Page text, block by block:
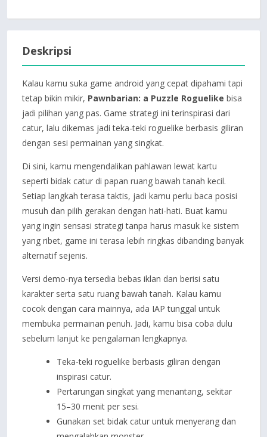
Deskripsi
Kalau kamu suka game android yang cepat dipahami tapi
tetap bikin mikir, Pawnbarian: a Puzzle Roguelike bisa
jadi pilihan yang pas. Game strategi ini terinspirasi dari
catur, lalu dikemas jadi teka-teki roguelike berbasis giliran
dengan sesi permainan yang singkat.
Di sini, kamu mengendalikan pahlawan lewat kartu
seperti bidak catur di papan ruang bawah tanah kecil.
Setiap langkah terasa taktis, jadi kamu perlu baca posisi
musuh dan pilih gerakan dengan hati-hati. Buat kamu
yang ingin sensasi strategi tanpa harus masuk ke sistem
yang ribet, game ini terasa lebih ringkas dibanding banyak
alternatif sejenis.
Versi demo-nya tersedia bebas iklan dan berisi satu
karakter serta satu ruang bawah tanah. Kalau kamu
cocok dengan cara mainnya, ada IAP tunggal untuk
membuka permainan penuh. Jadi, kamu bisa coba dulu
sebelum lanjut ke pengalaman lengkapnya.
Teka-teki roguelike berbasis giliran dengan
inspirasi catur.
Pertarungan singkat yang menantang, sekitar
15–30 menit per sesi.
Gunakan set bidak catur untuk menyerang dan